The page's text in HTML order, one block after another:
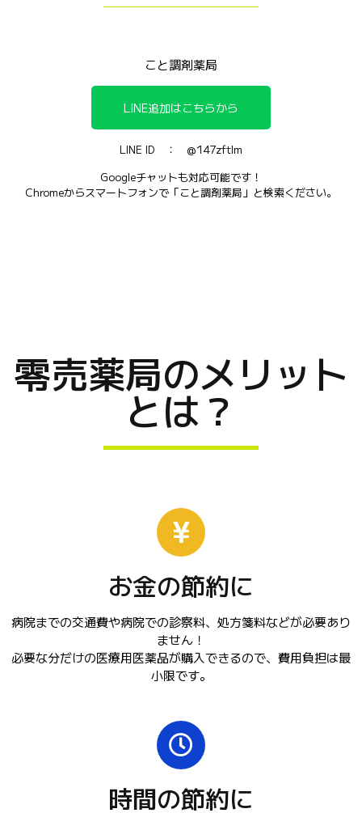
こと調剤薬局
LINE追加はこちらから
LINE ID ： @147zftlm
Googleチャットも対応可能です！
Chromeからスマートフォンで「こと調剤薬局」と検索ください。
零売薬局のメリット
とは？
お金の節約に
病院までの交通費や病院での診察料、処方箋料などが必要あり
ません！
必要な分だけの医療用医薬品が購入できるので、費用負担は最
小限です。
時間の節約に